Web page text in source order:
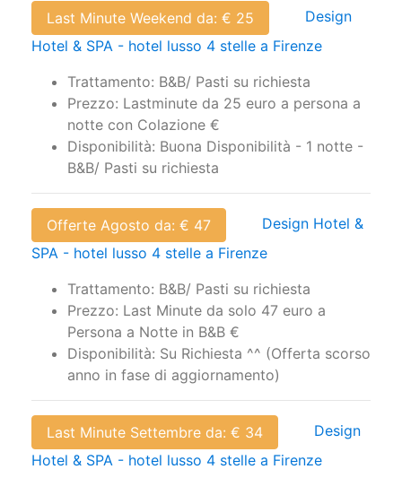
Last Minute Weekend da: € 25
Design
Hotel & SPA - hotel lusso 4 stelle a Firenze
Trattamento: B&B/ Pasti su richiesta
Prezzo: Lastminute da 25 euro a persona a
notte con Colazione €
Disponibilità: Buona Disponibilità - 1 notte -
B&B/ Pasti su richiesta
Offerte Agosto da: € 47
Design Hotel &
SPA - hotel lusso 4 stelle a Firenze
Trattamento: B&B/ Pasti su richiesta
Prezzo: Last Minute da solo 47 euro a
Persona a Notte in B&B €
Disponibilità: Su Richiesta ^^ (Offerta scorso
anno in fase di aggiornamento)
Last Minute Settembre da: € 34
Design
Hotel & SPA - hotel lusso 4 stelle a Firenze